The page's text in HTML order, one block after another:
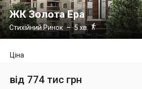
ЖК Золота Ера
Стихійний Ринок– 5 хв.
Ціна
від 774 тис грн